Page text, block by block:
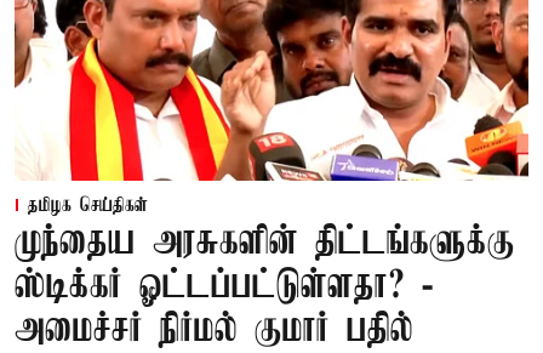
தமிழக செய்திகள்
முந்தைய அரசுகளின் திட்டங்களுக்கு
ஸ்டிக்கர் ஓட்டப்பட்டுள்ளதா? -
அமைச்சர் நிர்மல் குமார் பதில்